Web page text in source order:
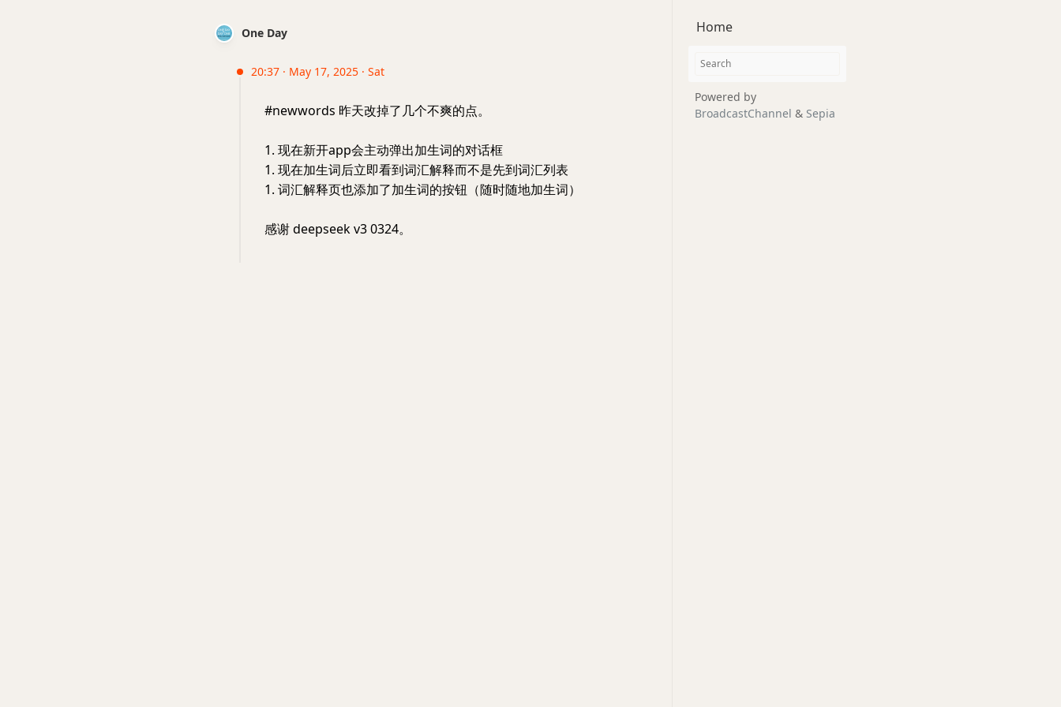
One Day
20:37 · May 17, 2025 · Sat
#newwords 昨天改掉了几个不爽的点。
1. 现在新开app会主动弹出加生词的对话框
1. 现在加生词后立即看到词汇解释而不是先到词汇列表
1. 词汇解释页也添加了加生词的按钮（随时随地加生词）
感谢 deepseek v3 0324。
Home
Powered by
BroadcastChannel & Sepia